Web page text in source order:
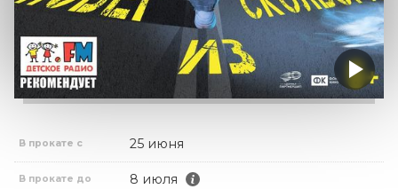
В прокате с 25 июня
В прокате до 8 июля